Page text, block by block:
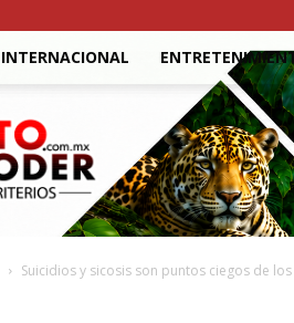
INTERNACIONAL
Suicidios y sicosis son puntos ciegos de los